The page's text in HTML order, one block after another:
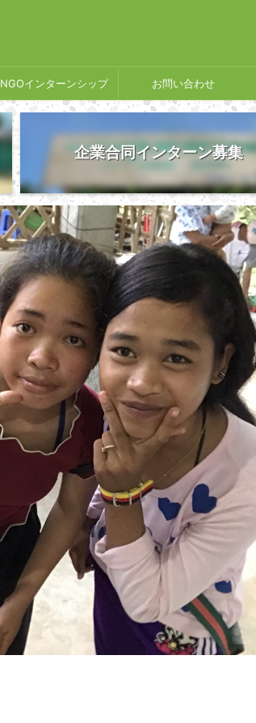
NGOインターンシップ お問い合わせ
企業合同インターン募集